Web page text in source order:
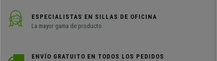
ESPECIALISTAS EN SILLAS DE OFICINA
La mayor gama de producto
ENVÍO GRATUITO EN TODOS LOS PEDIDOS